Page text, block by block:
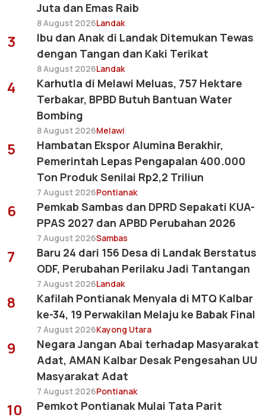
Juta dan Emas Raib
8 August 2026Landak
3
Ibu dan Anak di Landak Ditemukan Tewas
dengan Tangan dan Kaki Terikat
8 August 2026Landak
4
Karhutla di Melawi Meluas, 757 Hektare
Terbakar, BPBD Butuh Bantuan Water
Bombing
8 August 2026Melawi
5
Hambatan Ekspor Alumina Berakhir,
Pemerintah Lepas Pengapalan 400.000
Ton Produk Senilai Rp2,2 Triliun
7 August 2026Pontianak
6
Pemkab Sambas dan DPRD Sepakati KUA-
PPAS 2027 dan APBD Perubahan 2026
7 August 2026Sambas
7
Baru 24 dari 156 Desa di Landak Berstatus
ODF, Perubahan Perilaku Jadi Tantangan
7 August 2026Landak
8
Kafilah Pontianak Menyala di MTQ Kalbar
ke-34, 19 Perwakilan Melaju ke Babak Final
7 August 2026Kayong Utara
9
Negara Jangan Abai terhadap Masyarakat
Adat, AMAN Kalbar Desak Pengesahan UU
Masyarakat Adat
7 August 2026Pontianak
10
Pemkot Pontianak Mulai Tata Parit